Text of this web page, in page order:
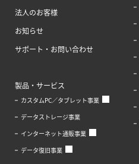
法人のお客様
お知らせ
サポート・お問い合わせ
製品・サービス
カスタムPC／タブレット事業
データストレージ事業
インターネット通販事業
データ復旧事業